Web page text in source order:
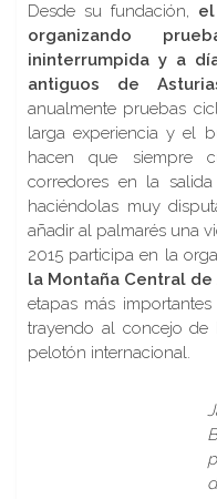
Desde su fundación,
organizando
ininterrumpida y a
antiguos de
anualmente pruebas
larga experiencia y el
hacen que siempre
corredores en la
haciéndolas muy
añadir al palmarés una
2015 participa en la
la Montaña Central de
etapas más
trayendo al concejo de
pelotón internacional.